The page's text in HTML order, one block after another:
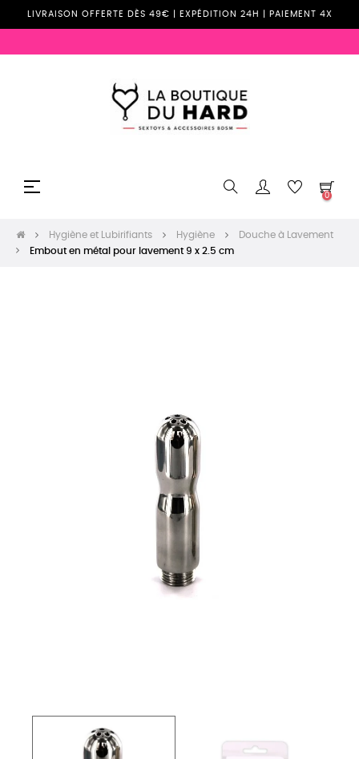
LIVRAISON OFFERTE DÈS 49€ | EXPÉDITION 24H | PAIEMENT 4X
Basculer
☰
0
Hygiène et Lubirifiants Hygiène
Douche à Lavement
Embout en métal pour lavement 9 x 2.5 cm